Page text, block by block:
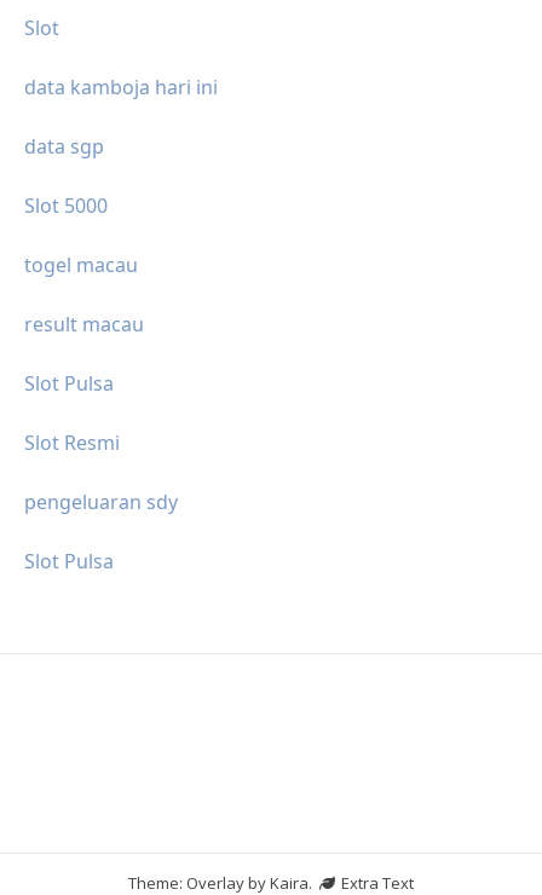
Slot
data kamboja hari ini
data sgp
Slot 5000
togel macau
result macau
Slot Pulsa
Slot Resmi
pengeluaran sdy
Slot Pulsa
Theme: Overlay byKaira.
Extra Text